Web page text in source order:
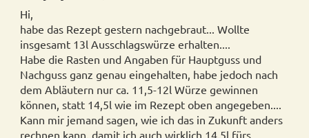
Hi,
habe das Rezept gestern nachgebraut... Wollte
insgesamt 13l Ausschlagswürze erhalten....
Habe die Rasten und Angaben für Hauptguss und
Nachguss ganz genau eingehalten, habe jedoch nach
dem Abläutern nur ca. 11,5-12l Würze gewinnen
können, statt 14,5l wie im Rezept oben angegeben....
Kann mir jemand sagen, wie ich das in Zukunft anders
rechnen kann, damit ich auch wirklich 14,5l fürs